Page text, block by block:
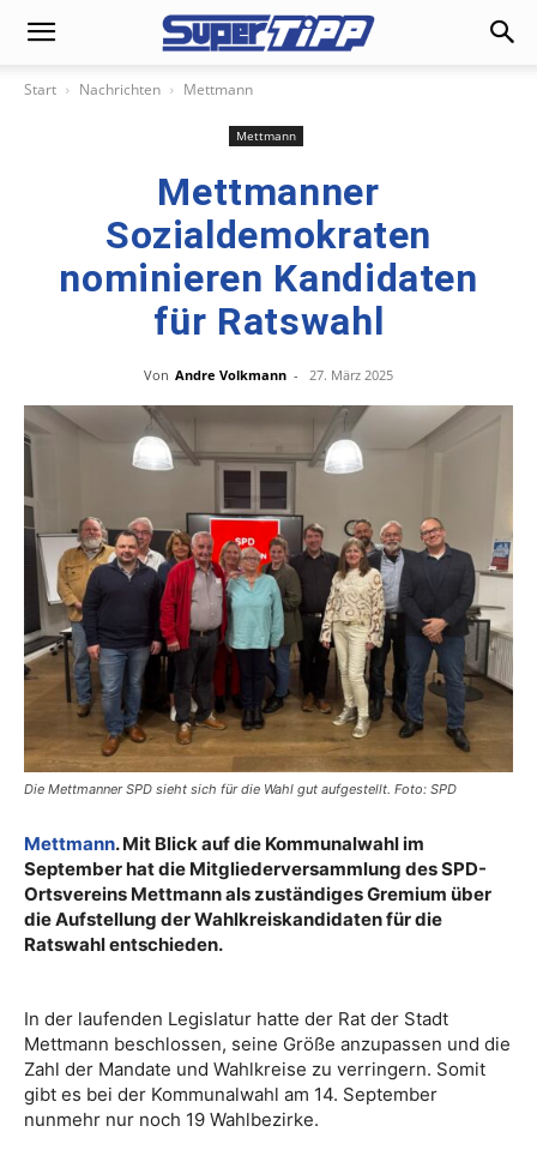
Start Nachrichten Mettmann
Mettmann
Mettmanner
Sozialdemokraten
nominieren Kandidaten
für Ratswahl
Von Andre Volkmann - 27. März 2025
Die Mettmanner SPD sieht sich für die Wahl gut aufgestellt. Foto: SPD
Mettmann. Mit Blick auf die Kommunalwahl im
September hat die Mitgliederversammlung des SPD-
Ortsvereins Mettmann als zuständiges Gremium über
die Aufstellung der Wahlkreiskandidaten für die
Ratswahl entschieden.
In der laufenden Legislatur hatte der Rat der Stadt
Mettmann beschlossen, seine Größe anzupassen und die
Zahl der Mandate und Wahlkreise zu verringern. Somit
gibt es bei der Kommunalwahl am 14. September
nunmehr nur noch 19 Wahlbezirke.